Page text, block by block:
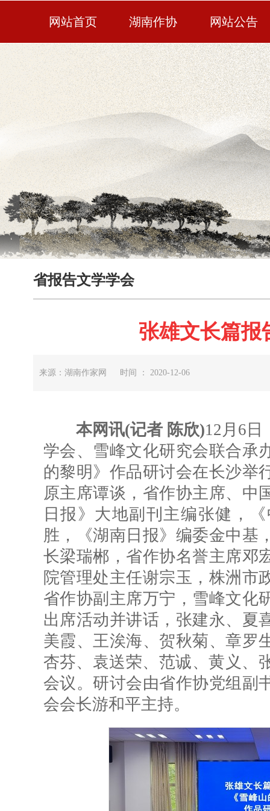
网站首页 湖南作协 网站公告
省报告文学学会
张雄文长篇报
来源：湖南作家网 时间 ： 2020-12-06
本网讯(记者 陈欣)12月6日
学会、雪峰文化研究会联合承
的黎明》作品研讨会在长沙举
原主席谭谈，省作协主席、中
日报》大地副刊主编张健，
胜，《湖南日报》编委金中基
长梁瑞郴，省作协名誉主席邓
院管理处主任谢宗玉，株洲市
省作协副主席万宁，雪峰文化
出席活动并讲话，张建永、夏
美霞、王涘海、贺秋菊、章罗
杏芬、袁送荣、范诚、黄义、
会议。研讨会由省作协党组副
会会长游和平主持。